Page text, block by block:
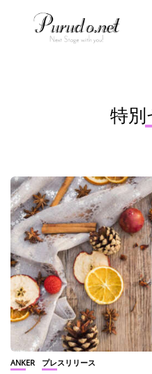
特別
ANKER プレスリリース